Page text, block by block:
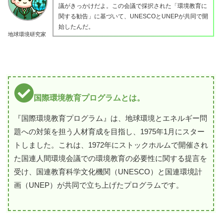
地球環境研究家
議がきっかけだよ。この会議で採択された「環境教育に
関する勧告」に基づいて、UNESCOとUNEPが共同で開
始したんだ。
国際環境教育プログラムとは。
『国際環境教育プログラム』は、地球環境とエネルギー問
題への対策を担う人材育成を目指し、1975年1月にスター
トしました。これは、1972年にストックホルムで開催され
た国連人間環境会議での環境教育の必要性に関する提言を
受け、国連教育科学文化機関（UNESCO）と国連環境計
画（UNEP）が共同で立ち上げたプログラムです。